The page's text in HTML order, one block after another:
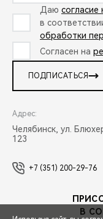
Даю
в
обработки
Согласен на
ПОДПИСАТЬСЯ
Адрес:
Челябинск, ул.
123
+7 (351) 200-29-76
В